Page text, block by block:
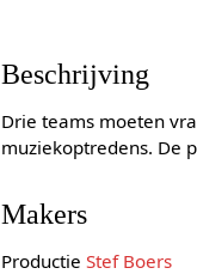
Beschrijving
Drie teams moeten
muziekoptredens. De
Makers
ProductieStef Boers